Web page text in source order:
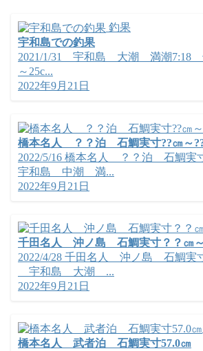
釣果
宇和島での釣果
2021/1/31 宇和島 大潮 満潮7:18
～25c...
2022年9月21日
橋本名人 ？？泊 石鯛実寸??㎝～
2022/5/16 橋本名人 ？？泊 石鯛実
宇和島 中潮 満...
2022年9月21日
千田名人 沖ノ島 石鯛実寸？？㎝
2022/4/28 千田名人 沖ノ島 石鯛実
宇和島 大潮 ...
2022年9月21日
橋本名人 武者泊 石鯛実寸57.0㎝